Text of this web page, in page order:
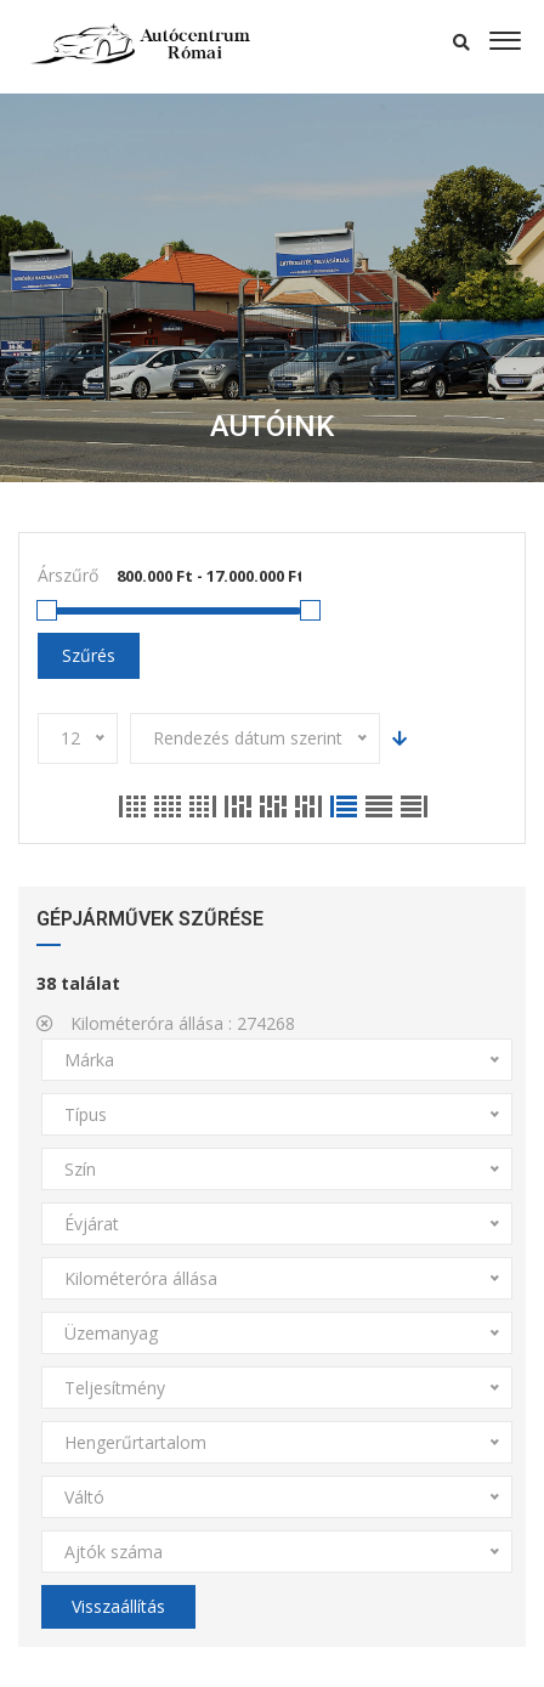
AUTÓINK
Árszűrő
Szűrés
12 Rendezés dátum szerint
GÉPJÁRMŰVEK SZŰRÉSE
38 találat
Kilométeróra állása : 274268
Márka
Típus
Szín
Évjárat
Kilométeróra állása
Üzemanyag
Teljesítmény
Hengerűrtartalom
Váltó
Ajtók száma
Visszaállítás